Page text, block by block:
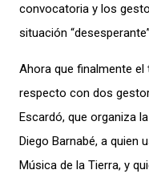
convocatoria y los
situación
Ahora que finalmente
respecto con dos
Escardó, que organiza
Diego Barnabé, a quien
Música de la Tierra, y